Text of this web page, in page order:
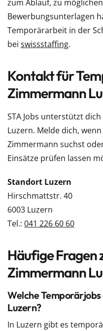
zum Ablauf, zu
Bewerbungsunterlagen
Temporärarbeit in der
bei swissstaffing.
Kontakt für
Zimmermann
STA Jobs unterstützt
Luzern. Melde dich,
Zimmermann suchst
Einsätze prüfen lassen
Standort Luzern
Hirschmattstr. 40
6003 Luzern
Tel.: 041 226 60 60
Häufige Fragen
Zimmermann
Welche
Luzern?
In Luzern gibt es